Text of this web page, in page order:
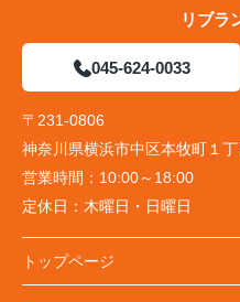
リブラ
045-624-0033
〒231-0806
神奈川県横浜市中区本牧町１
営業時間： 10:00～18:00
定休日： 木曜日・日曜日
トップページ